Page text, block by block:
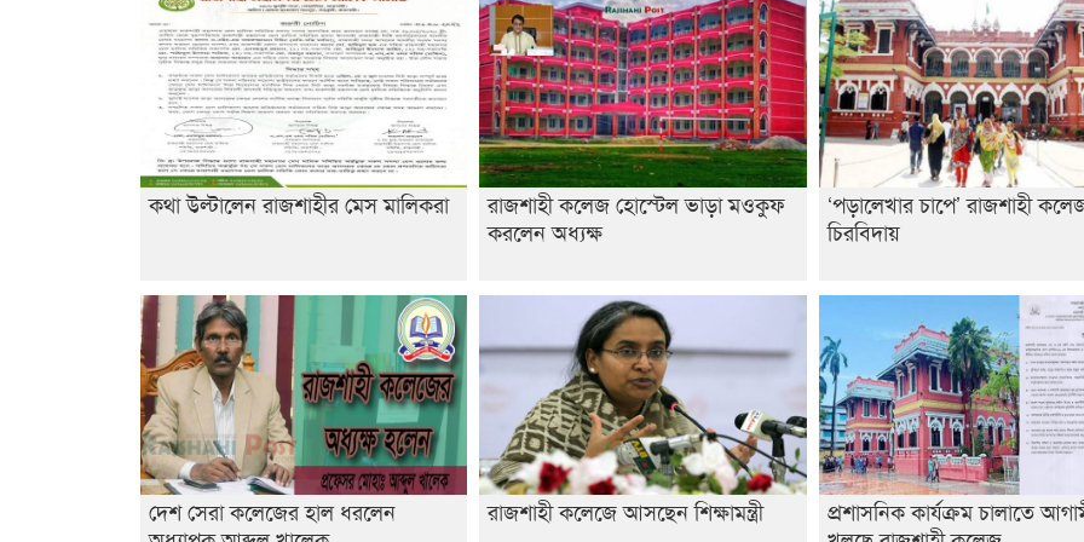
কথা উল্টালেন রাজশাহীর মেস মালিকরা
রাজশাহী কলেজ হোস্টেল ভাড়া মওকুফ
করলেন অধ্যক্ষ
‘পড়ালেখার চাপে’ রাজশাহী
চিরবিদায়
দেশ সেরা কলেজের হাল ধরলেন
রাজশাহী কলেজে আসছেন শিক্ষামন্ত্রী
প্রশাসনিক কার্যক্রম চালাতে